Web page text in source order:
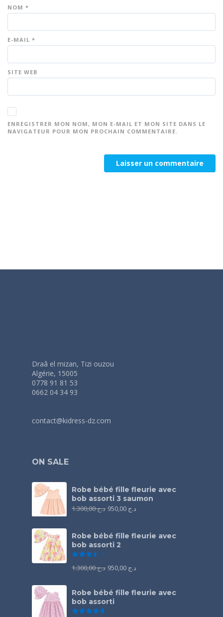
NOM *
E-MAIL *
SITE WEB
ENREGISTRER MON NOM, MON E-MAIL ET MON SITE DANS LE
NAVIGATEUR POUR MON PROCHAIN COMMENTAIRE.
Draâ el mizan, Tizi ouzou
Algérie, 15005
0778 91 81 53
0662 04 34 93
contact@kidress-dz.com
ON SALE
Robe bébé fille fleurie avec
bob assorti 3 saumon
د.ج1.300,00 د.ج
Robe bébé fille fleurie avec
bob assorti 2
د.ج1.300,00 د.ج
Robe bébé fille fleurie avec
bob assorti